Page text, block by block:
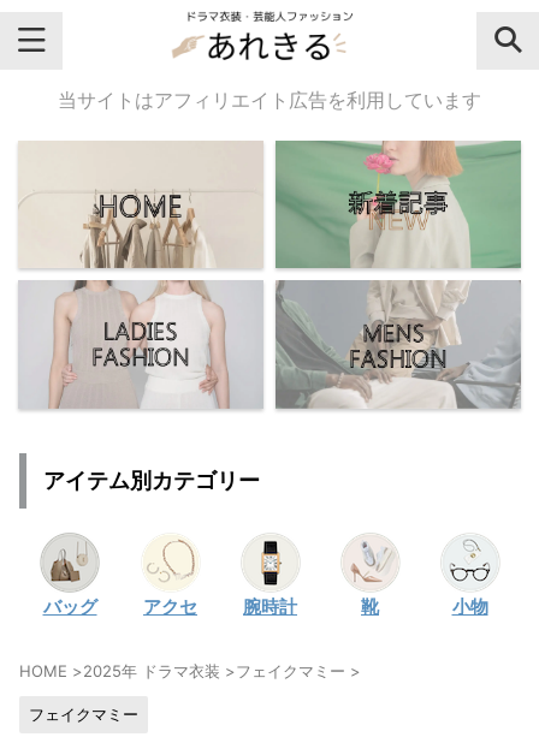
＼芸能人名・ドラマ名で検索♪／
気になるドラマ名や芸能人名でおし
ゃれなドラマ衣装・ファッションを
チェックしてね♪
【よく検索されてる女性芸能人】
・
広瀬すず
川口春奈
・ 石原さとみ
・広瀬アリス
永野芽郁
・ 波瑠
当サイトはアフィリエイト広告を利用しています
アイテム別カテゴリー
バッグ アクセ 腕時計 靴 小物
HOME >2025年 ドラマ衣装 >フェイクマミー >
フェイクマミー